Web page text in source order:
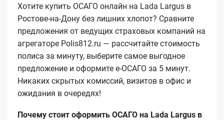
Хотите купить ОСАГО онлайн на Lada Largus в
Ростове-на-Дону без лишних хлопот? Сравните
предложения от ведущих страховых компаний на
агрегаторе Polis812.ru — рассчитайте стоимость
полиса за минуту, выберите самое выгодное
предложение и оформите е‑ОСАГО за 5 минут.
Никаких скрытых комиссий, визитов в офис и
ожидания в очередях!
Почему стоит оформить ОСАГО на Lada Largus в